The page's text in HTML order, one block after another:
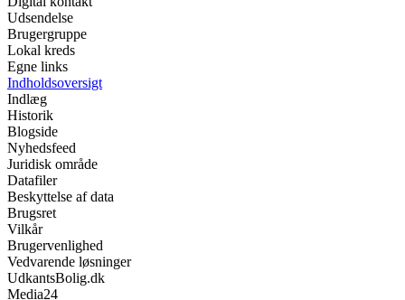
Udsendelse
Brugergruppe
Lokal kreds
Egne links
Indholdsoversigt
Indlæg
Historik
Blogside
Nyhedsfeed
Juridisk område
Datafiler
Beskyttelse af data
Brugsret
Vilkår
Brugervenlighed
Vedvarende løsninger
UdkantsBolig.dk
Media24